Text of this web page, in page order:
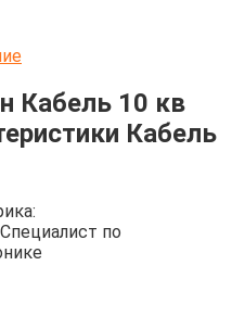
Кабель 10 кв
Кабель
Cпециалист по